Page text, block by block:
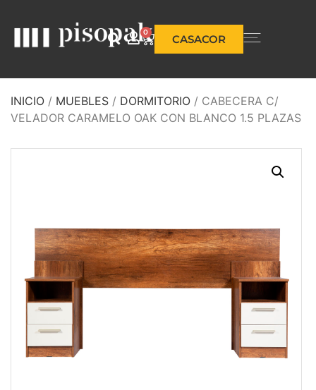
0
CASACOR
INICIO / MUEBLES / DORMITORIO / CABECERA C/
VELADOR CARAMELO OAK CON BLANCO 1.5 PLAZAS